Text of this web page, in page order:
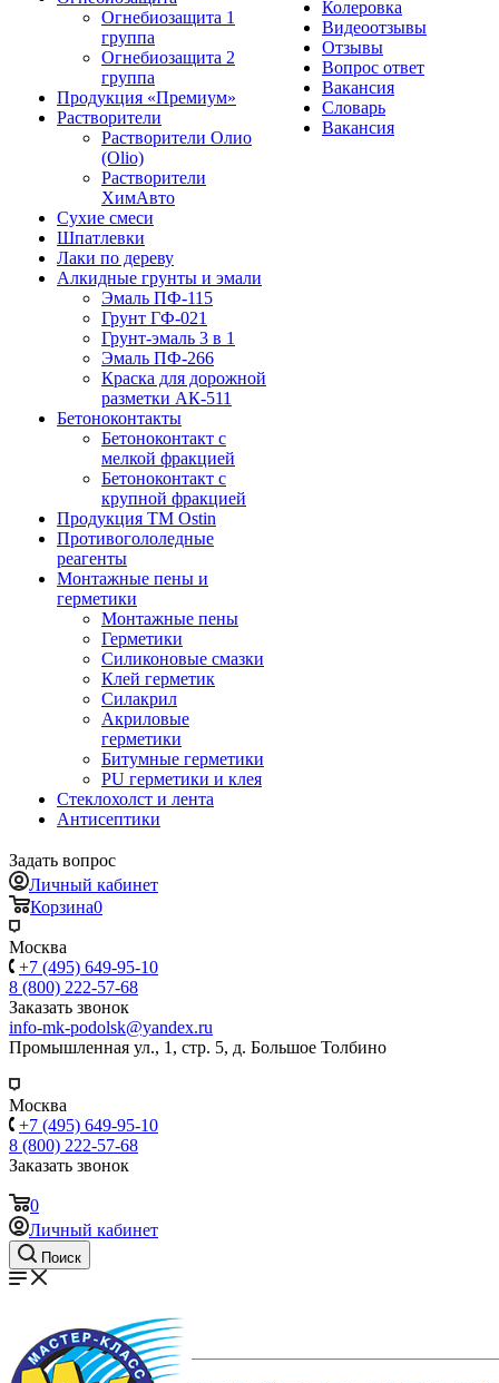
Огнебиозащита 1
группа
Огнебиозащита 2
группа
Продукция «Премиум»
Растворители
Растворители Олио
(Olio)
Растворители
ХимАвто
Сухие смеси
Шпатлевки
Лаки по дереву
Алкидные грунты и эмали
Эмаль ПФ-115
Грунт ГФ-021
Грунт-эмаль 3 в 1
Эмаль ПФ-266
Краска для дорожной
разметки АК-511
Бетоноконтакты
Бетоноконтакт с
мелкой фракцией
Бетоноконтакт с
крупной фракцией
Продукция ТМ Ostin
Противогололедные
реагенты
Монтажные пены и
герметики
Монтажные пены
Герметики
Силиконовые смазки
Клей герметик
Силакрил
Акриловые
герметики
Битумные герметики
PU герметики и клея
Стеклохолст и лента
Антисептики
Колеровка
Видеоотзывы
Отзывы
Вопрос ответ
Вакансия
Словарь
Вакансия
Задать вопрос
Личный кабинет
Корзина0
Москва
+7 (495) 649-95-10
8 (800) 222-57-68
Заказать звонок
info-mk-podolsk@yandex.ru
Промышленная ул., 1, стр. 5, д. Большое Толбино
Москва
+7 (495) 649-95-10
8 (800) 222-57-68
Заказать звонок
0
Личный кабинет
Поиск